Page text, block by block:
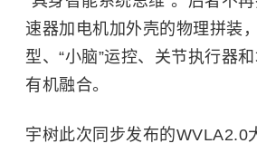
速器加电机加外壳的物理拼装
型、“小脑”运控、关节执行器
有机融合。
宇树此次同步发布的WVLA2.0